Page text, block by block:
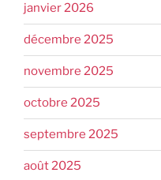
janvier 2026
décembre 2025
novembre 2025
octobre 2025
septembre 2025
août 2025